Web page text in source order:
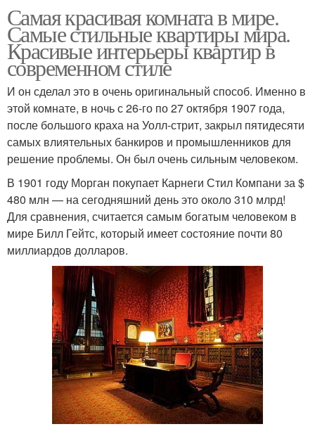
Самая красивая комната в мире.
Самые стильные квартиры мира.
Красивые интерьеры квартир в
современном стиле
И он сделал это в очень оригинальный способ. Именно в
этой комнате, в ночь с 26-го по 27 октября 1907 года,
после большого краха на Уолл-стрит, закрыл пятидесяти
самых влиятельных банкиров и промышленников для
решение проблемы. Он был очень сильным человеком.
В 1901 году Морган покупает Карнеги Стил Компани за $
480 млн — на сегодняшний день это около 310 млрд!
Для сравнения, считается самым богатым человеком в
мире Билл Гейтс, который имеет состояние почти 80
миллиардов долларов.